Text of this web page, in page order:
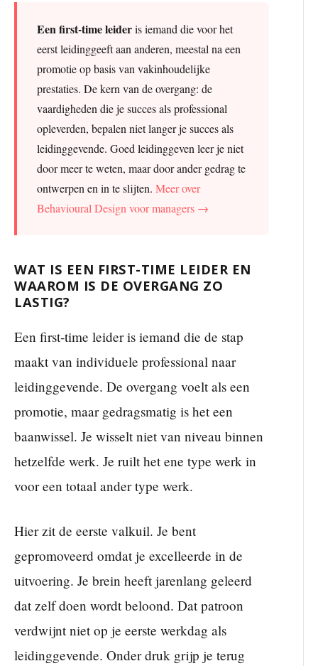
Een first-time leideris iemand die voor het
eerst leidinggeeft aan anderen, meestal na een
promotie op basis van vakinhoudelijke
prestaties. De kern van de overgang: de
vaardigheden die je succes als professional
opleverden, bepalen niet langer je succes als
leidinggevende. Goed leidinggeven leer je niet
door meer te weten, maar door ander gedrag te
ontwerpen en in te slijten. Meer over
Behavioural Design voor managers →
WAT IS EEN FIRST-TIME LEIDER EN
WAAROM IS DE OVERGANG ZO
LASTIG?
Een first-time leider is iemand die de stap
maakt van individuele professional naar
leidinggevende. De overgang voelt als een
promotie, maar gedragsmatig is het een
baanwissel. Je wisselt niet van niveau binnen
hetzelfde werk. Je ruilt het ene type werk in
voor een totaal ander type werk.
Hier zit de eerste valkuil. Je bent
gepromoveerd omdat je excelleerde in de
uitvoering. Je brein heeft jarenlang geleerd
dat zelf doen wordt beloond. Dat patroon
verdwijnt niet op je eerste werkdag als
leidinggevende. Onder druk grijp je terug